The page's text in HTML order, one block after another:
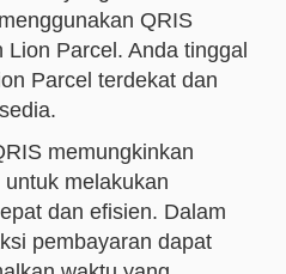
QRIS
Parcel. Anda tinggal
Parcel terdekat dan
memungkinkan
melakukan
dan efisien. Dalam
pembayaran dapat